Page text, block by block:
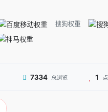
搜狗权重
7334 总浏览 1